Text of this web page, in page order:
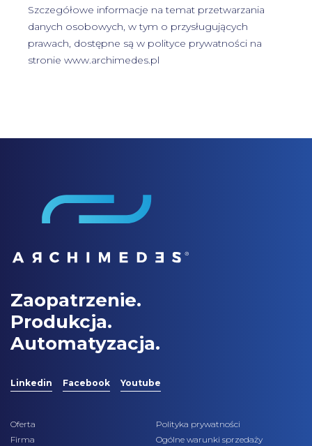
Szczegółowe informacje na temat przetwarzania
danych osobowych, w tym o przysługujących
prawach, dostępne są w polityce prywatności na
stronie www.archimedes.pl
Zaopatrzenie.
Produkcja.
Automatyzacja.
Linkedin Facebook Youtube
Oferta
Firma
Polityka prywatności
Ogólne warunki sprzedaży